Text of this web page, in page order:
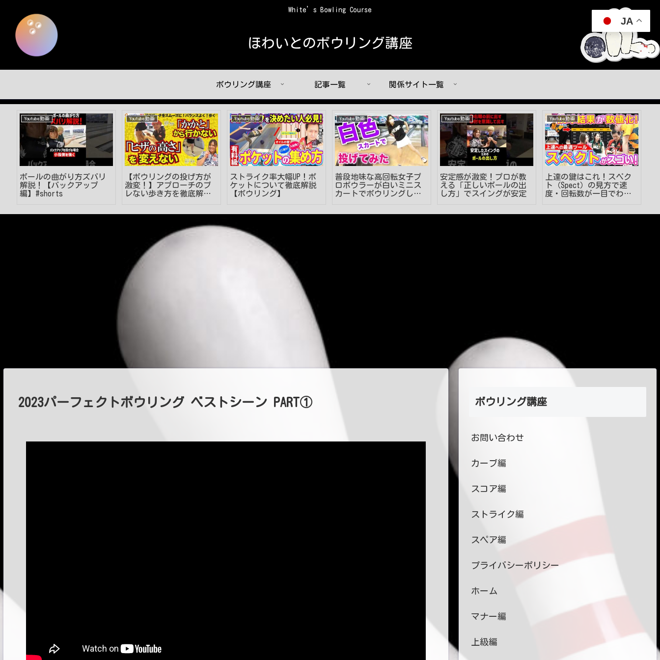
White’s Bowling Course
ほわいとのボウリング講座
ボウリング講座 記事一覧 関係サイト一覧
Youtube動画
ボールの曲がり方ズバリ
解説！【バックアップ
編】#shorts
Youtube動画
【ボウリングの投げ方が
激変！】アプローチのブ
レない歩き方を徹底解
Youtube動画
ストライク率大幅UP！ポ
ケットについて徹底解説
【ボウリング】
Youtube動画
普段地味な高回転女子プ
ロボウラーが白いミニス
カートでボウリングして
Youtube動画
安定感が激変！プロが教
える「正しいボールの出
し方」でスイングが安定
Youtube動画
上達の鍵はこれ！スペク
ト（Spect）の見方で速
度・回転数が一目でわか
2023パーフェクトボウリング ベストシーン PART① ボウリング講座
お問い合わせ
カーブ編
スコア編
ストライク編
スペア編
プライバシーポリシー
ホーム
マナー編
上級編
JA